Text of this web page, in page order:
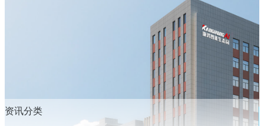
资讯分类